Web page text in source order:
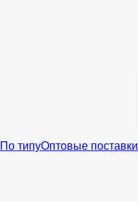
По типуОптовые поставки